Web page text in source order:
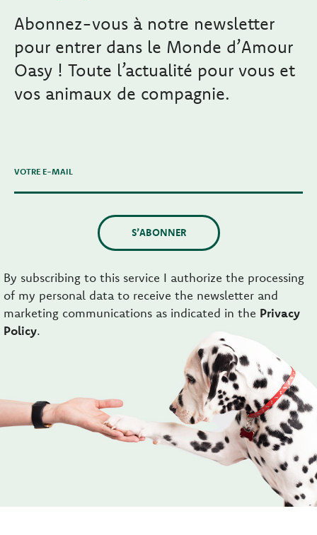
Abonnez-vous à notre newsletter
pour entrer dans le Monde d’Amour
Oasy ! Toute l’actualité pour vous et
vos animaux de compagnie.
VOTRE E-MAIL
S’ABONNER
By subscribing to this service I authorize the processing
of my personal data to receive the newsletter and
marketing communications as indicated in the Privacy
Policy.